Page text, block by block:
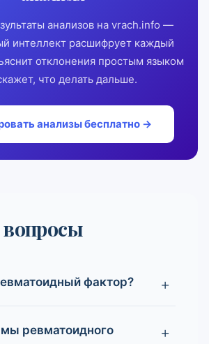
анализов на vrach.info —
интеллект расшифрует каждый
отклонения простым языком
что делать дальше.
анализы бесплатно →
фактор?
ревматоидного